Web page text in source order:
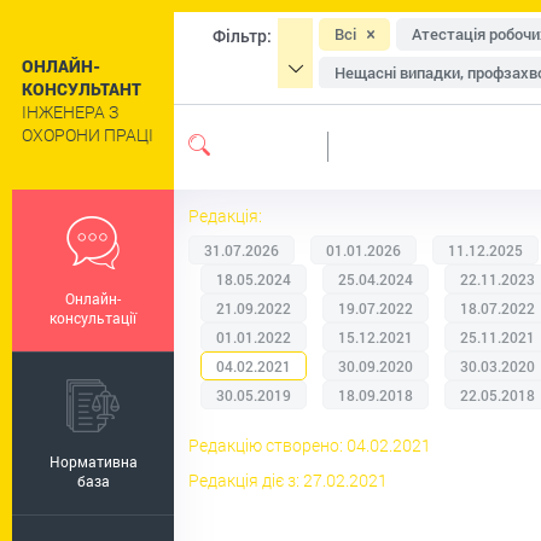
ОНЛАЙН-
КОНСУЛЬТАНТ
ІНЖЕНЕРА З
ОХОРОНИ ПРАЦІ
Онлайн-
консультації
Нормативна
база
Фільтр: Всі Атестація
Нещасні випадки,
Засоби індивідуального
Пільги та компенсації
Регулювання праці окремих
Редакція:
31.07.2026 01.01.2026 11.12.2025
18.05.2024
25.04.2024 22.11.2023
21.09.2022
19.07.2022 18.07.2022
01.01.2022
15.12.2021 25.11.2021
04.02.2021
30.09.2020 30.03.2020
30.05.2019
18.09.2018 22.05.2018
Редакцію створено: 04.02.2021
Редакція діє з: 27.02.2021